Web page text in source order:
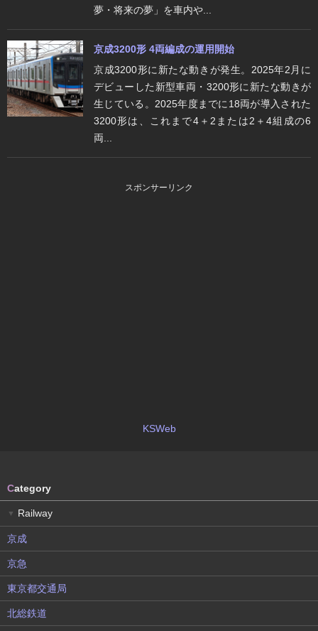
夢・将来の夢」を車内や...
京成3200形 4両編成の運用開始
京成3200形に新たな動きが発生。2025年2月に
デビューした新型車両・3200形に新たな動きが
生じている。2025年度までに18両が導入された
3200形は、これまで4＋2または2＋4組成の6
両...
スポンサーリンク
KSWeb
Category
▼ Railway
京成
京急
東京都交通局
北総鉄道